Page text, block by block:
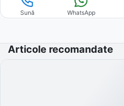
Sună WhatsApp
Articole recomandate